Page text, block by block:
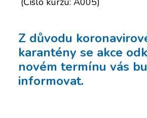
Z důvodu
karantény se akce
novém termínu vás
informovat.